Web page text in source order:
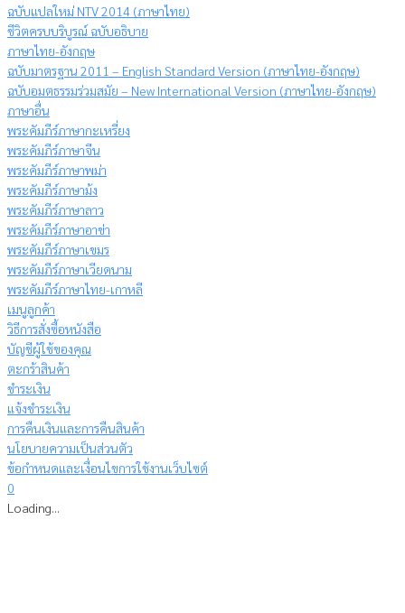
ฉบับแปลใหม่ NTV 2014 (ภาษาไทย)
ชีวิตครบบริบูรณ์ ฉบับอธิบาย
ภาษาไทย-อังกฤษ
ฉบับมาตรฐาน 2011 – English Standard Version (ภาษาไทย-อังกฤษ)
ฉบับอมตธรรมร่วมสมัย – New International Version (ภาษาไทย-อังกฤษ)
ภาษาอื่น
พระคัมภีร์ภาษากะเหรี่ยง
พระคัมภีร์ภาษาจีน
พระคัมภีร์ภาษาพม่า
พระคัมภีร์ภาษาม้ง
พระคัมภีร์ภาษาลาว
พระคัมภีร์ภาษาอาข่า
พระคัมภีร์ภาษาเขมร
พระคัมภีร์ภาษาเวียดนาม
พระคัมภีร์ภาษาไทย-เกาหลี
เมนูลูกค้า
วิธีการสั่งซื้อหนังสือ
บัญชีผู้ใช้ของคุณ
ตะกร้าสินค้า
ชำระเงิน
แจ้งชำระเงิน
การคืนเงินและการคืนสินค้า
นโยบายความเป็นส่วนตัว
ข้อกำหนดและเงื่อนไขการใช้งานเว็บไซต์
0
Loading...